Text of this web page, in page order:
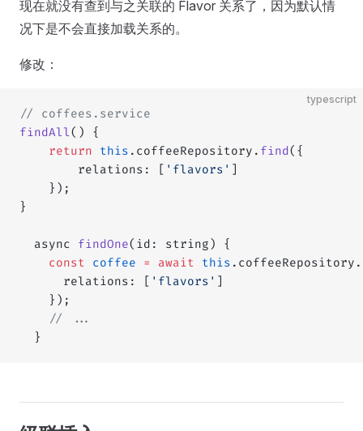
现在就没有查到与之关联的 Flavor 关系了，因为默认情
况下是不会直接加载关系的。
修改：
typescript
// coffees.service
findAll() {
    return
this .coffeeRepository. find({
        relations: [
'flavors' ]
    });
}
  async
findOne(id: string) {
    const
coffee = await this .coffeeRepository.
      relations: [
'flavors' ]
    });
	// ...
  }